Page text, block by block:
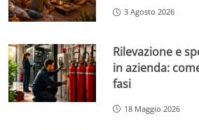
3 Agosto 2026
Rilevazione e
in azienda:
fasi
18 Maggio 2026